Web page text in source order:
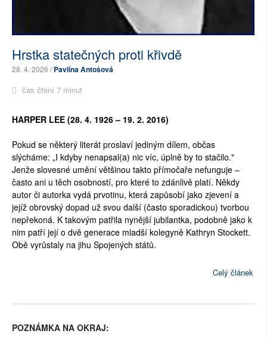
Hrstka statečných proti křivdě
28. 4. 2026 /Pavlína Antošová
čas čtení 7 minut
HARPER LEE (28. 4. 1926 – 19. 2. 2016)
Pokud se některý literát proslaví jediným dílem, občas
slýcháme: „I kdyby nenapsal(a) nic víc, úplně by to stačilo."
Jenže slovesné umění většinou takto přímočaře nefunguje –
často ani u těch osobností, pro které to zdánlivě platí. Někdy
autor či autorka vydá prvotinu, která zapůsobí jako zjevení a
jejíž obrovský dopad už svou další (často sporadickou) tvorbou
nepřekoná. K takovým patřila nynější jubilantka, podobně jako k
nim patří její o dvě generace mladší kolegyně Kathryn Stockett.
Obě vyrůstaly na jihu Spojených států.
Celý článek
POZNÁMKA NA OKRAJ: